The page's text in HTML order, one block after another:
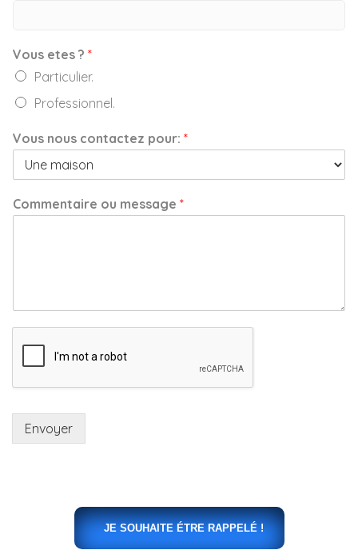
Vous etes ? *
Particulier.
Professionnel.
Vous nous contactez pour: *
Commentaire ou message *
Envoyer
JE SOUHAITE ÉTRE RAPPELÉ !